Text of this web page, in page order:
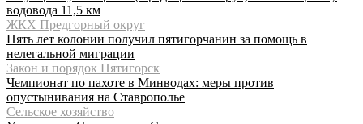
водовода 11,5 км
ЖКХ Предгорный округ
Пять лет колонии получил пятигорчанин за помощь в
нелегальной миграции
Закон и порядок Пятигорск
Чемпионат по пахоте в Минводах: меры против
опустынивания на Ставрополье
Сельское хозяйство